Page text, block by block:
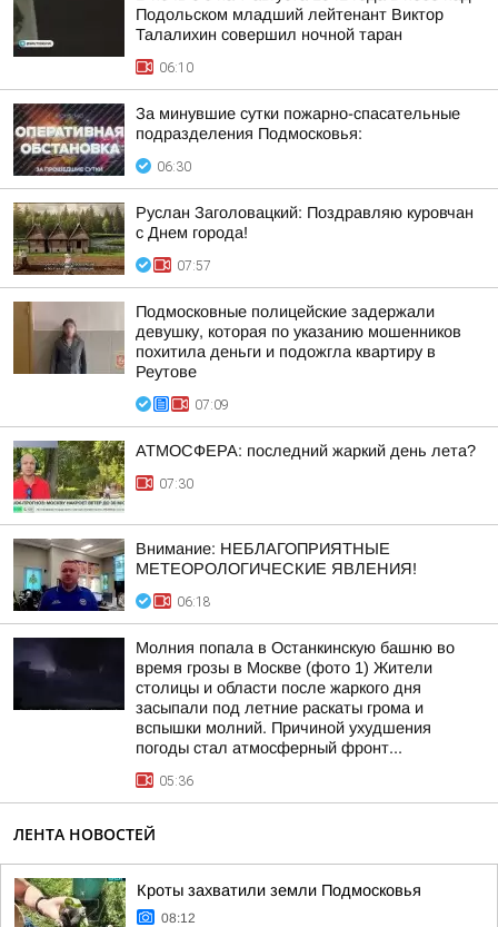
Подольском младший лейтенант Виктор
Талалихин совершил ночной таран
06:10
За минувшие сутки пожарно-спасательные
подразделения Подмосковья:
06:30
Руслан Заголовацкий: Поздравляю куровчан
с Днем города!
07:57
Подмосковные полицейские задержали
девушку, которая по указанию мошенников
похитила деньги и подожгла квартиру в
Реутове
07:09
АТМОСФЕРА: последний жаркий день лета?
07:30
Внимание: НЕБЛАГОПРИЯТНЫЕ
МЕТЕОРОЛОГИЧЕСКИЕ ЯВЛЕНИЯ!
06:18
Молния попала в Останкинскую башню во
время грозы в Москве (фото 1) Жители
столицы и области после жаркого дня
засыпали под летние раскаты грома и
вспышки молний. Причиной ухудшения
погоды стал атмосферный фронт...
05:36
ЛЕНТА НОВОСТЕЙ
Кроты захватили земли Подмосковья
08:12